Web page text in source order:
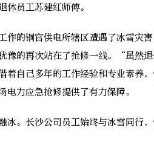
休员工苏建红师傅。
的铜官供电所辖区遭遇了冰雪灾
豫的再次站在了抢修一线。“虽然
着自己多年的工作经验和专业素养
电力应急抢修提供了有力保障。
。长沙公司员工始终与冰雪同行，